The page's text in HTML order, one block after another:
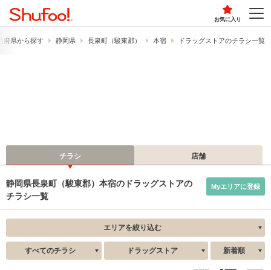
お気に入り
府県から探す 静岡県 長泉町（駿東郡） 本宿 ドラッグストアのチラシ一覧
チラシ 店舗
静岡県長泉町（駿東郡）本宿のドラッグストアの
チラシ一覧
Myエリアに登録
エリアを絞り込む
すべてのチラシ ドラッグストア 新着順